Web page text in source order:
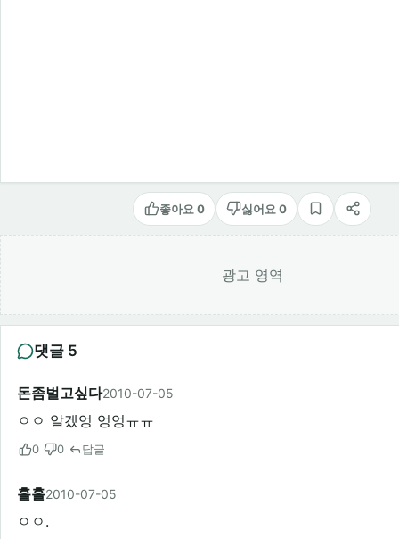
좋아요 0 싫어요 0
스크랩공유
광고 영역
댓글 5
돈좀벌고싶다2010-07-05
ㅇㅇ 알겠엉 엉엉ㅠㅠ
0 0 답글
홀홀2010-07-05
ㅇㅇ.